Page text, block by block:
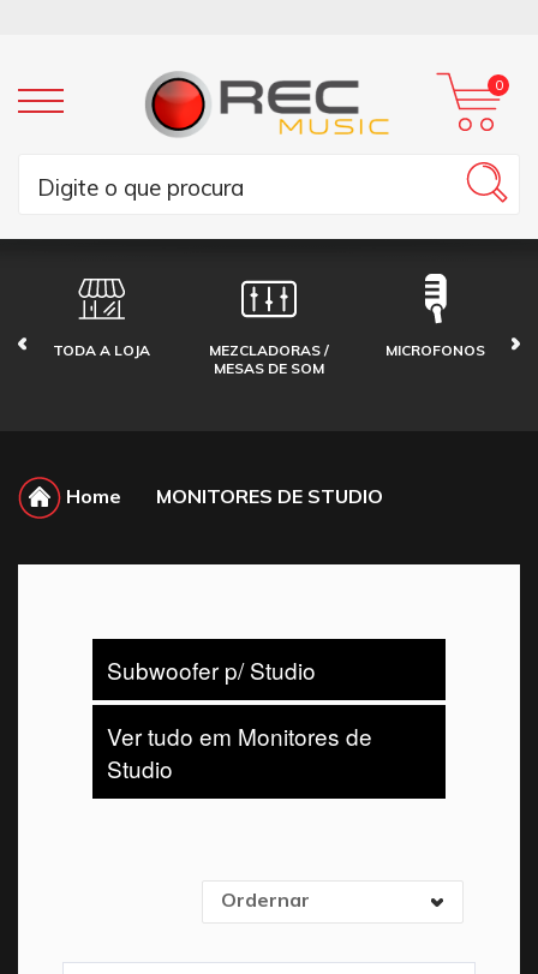
0
TODA A LOJA
MEZCLADORAS /
MESAS DE SOM
MICROFONOS
Home MONITORES DE STUDIO
Subwoofer p/ Studio
Ver tudo em Monitores de
Studio
Ordernar